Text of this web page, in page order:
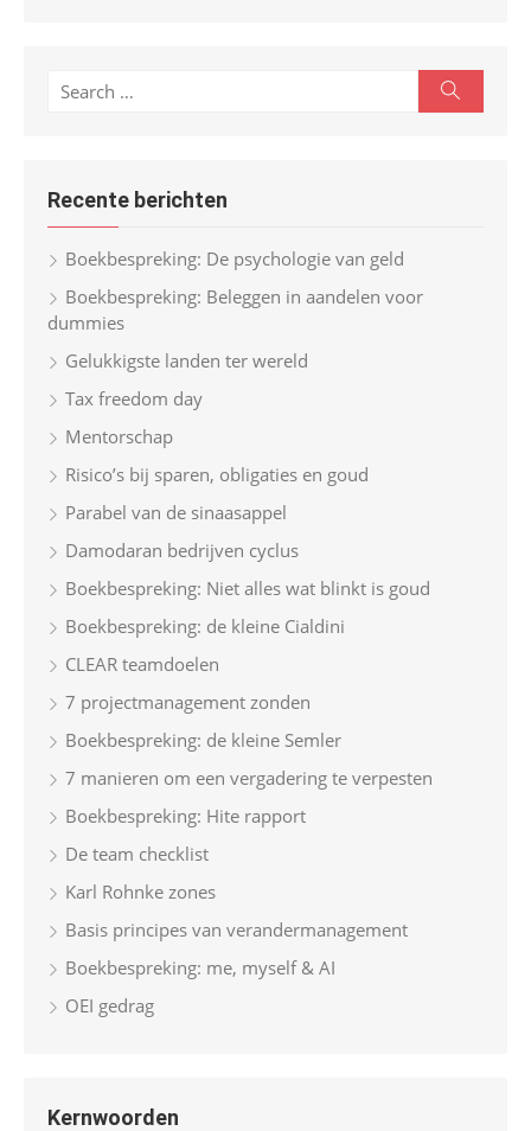
c
f
o
r
:
e
Recente berichten
Boekbespreking: De psychologie van geld
Boekbespreking: Beleggen in aandelen voor
dummies
Gelukkigste landen ter wereld
Tax freedom day
Mentorschap
Risico’s bij sparen, obligaties en goud
Parabel van de sinaasappel
Damodaran bedrijven cyclus
Boekbespreking: Niet alles wat blinkt is goud
Boekbespreking: de kleine Cialdini
CLEAR teamdoelen
7 projectmanagement zonden
Boekbespreking: de kleine Semler
7 manieren om een vergadering te verpesten
Boekbespreking: Hite rapport
De team checklist
Karl Rohnke zones
Basis principes van verandermanagement
Boekbespreking: me, myself & AI
OEI gedrag
Kernwoorden